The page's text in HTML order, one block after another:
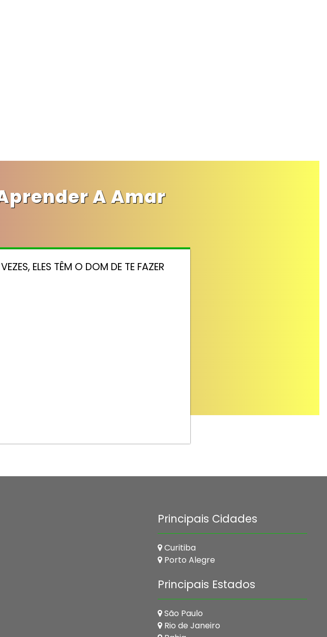
A Amar
ELES TÊM O DOM DE TE FAZER
Principais Cidades
Curitiba
Porto Alegre
Principais Estados
São Paulo
Rio de Janeiro